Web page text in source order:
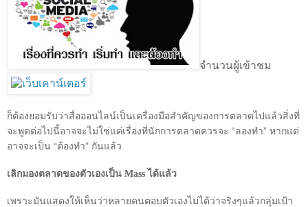
จำนวนผู้เข้าชม
ก็ต้องยอมรับว่าสื่อออนไลน์เป็นเครื่องมือสำคัญของการตลาดไปแล้วสิ่งที่
จะพูดต่อไปนี้อาจจะไม่ใช่แค่เรื่องที่นักการตลาดควรจะ “ลองทำ” หากแต่
อาจจะเป็น “ต้องทำ” กันแล้ว
เลิกมองตลาดของตัวเองเป็น Mass ได้แล้ว
เพราะมันแสดงให้เห็นว่าหลายคนตอบตัวเองไม่ได้ว่าจริงๆแล้วกลุ่มเป้า